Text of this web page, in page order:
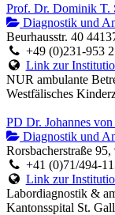
Prof. Dr. Dominik T.
Diagnostik und
Beurhausstr. 40
+49 (0)231-953
Link zur
NUR ambulante
Westfälisches
PD Dr. Johannes
Diagnostik und
Rorsbacherstraße
+41 (0)71/494-
Link zur
Labordiagnostik &
Kantonsspital St.